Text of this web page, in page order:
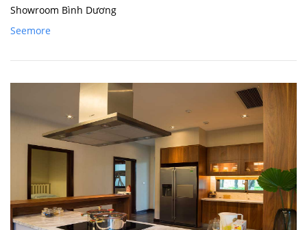
Showroom Bình Dương
Seemore